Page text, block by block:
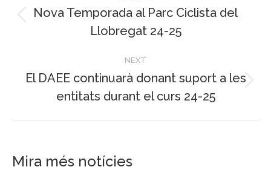
navigation
post:
Nova Temporada al Parc Ciclista del
Llobregat 24-25
NEXT
post:
El DAEE continuarà donant suport a les
entitats durant el curs 24-25
Mira més notícies